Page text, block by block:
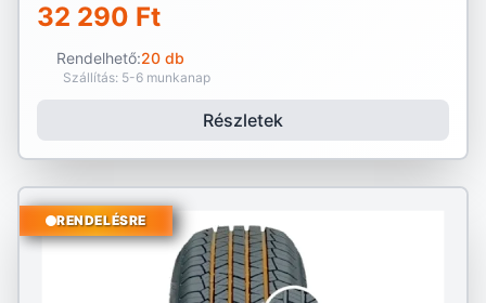
32 290 Ft
Rendelhető:20 db
Szállítás: 5-6 munkanap
Részletek
RENDELÉSRE